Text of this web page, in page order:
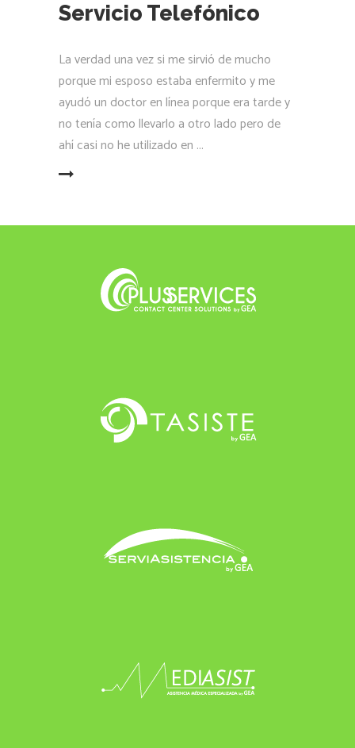
Servicio Telefónico
La verdad una vez si me sirvió de mucho
porque mi esposo estaba enfermito y me
ayudó un doctor en línea porque era tarde y
no tenía como llevarlo a otro lado pero de
ahí casi no he utilizado en